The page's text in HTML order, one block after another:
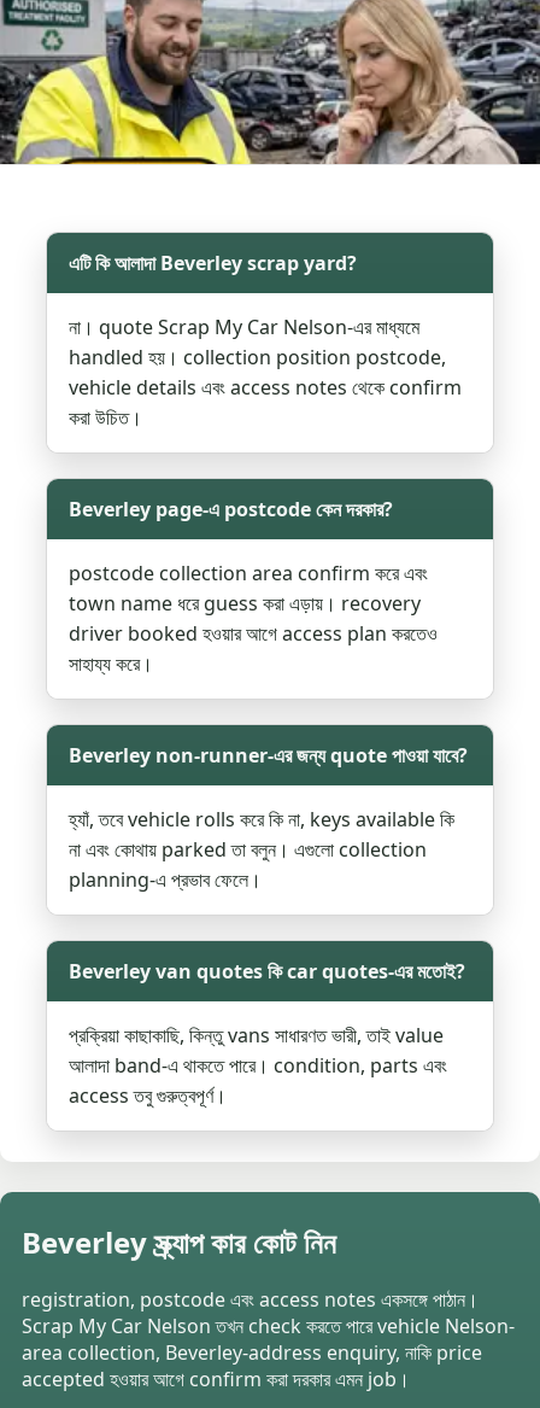
এটি কি আলাদা Beverley scrap yard?
না। quote Scrap My Car Nelson-এর মাধ্যমে
handled হয়। collection position postcode,
vehicle details এবং access notes থেকে confirm
করা উচিত।
Beverley page-এ postcode কেন দরকার?
postcode collection area confirm করে এবং
town name ধরে guess করা এড়ায়। recovery
driver booked হওয়ার আগে access plan করতেও
সাহায্য করে।
Beverley non-runner-এর জন্য quote পাওয়া যাবে?
হ্যাঁ, তবে vehicle rolls করে কি না, keys available কি
না এবং কোথায় parked তা বলুন। এগুলো collection
planning-এ প্রভাব ফেলে।
Beverley van quotes কি car quotes-এর মতোই?
প্রক্রিয়া কাছাকাছি, কিন্তু vans সাধারণত ভারী, তাই value
আলাদা band-এ থাকতে পারে। condition, parts এবং
access তবু গুরুত্বপূর্ণ।
Beverley স্ক্র্যাপ কার কোট নিন
registration, postcode এবং access notes একসঙ্গে পাঠান।
Scrap My Car Nelson তখন check করতে পারে vehicle Nelson-
area collection, Beverley-address enquiry, নাকি price
accepted হওয়ার আগে confirm করা দরকার এমন job।